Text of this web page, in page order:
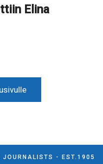
Elina
JOURNALISTS - EST.1905